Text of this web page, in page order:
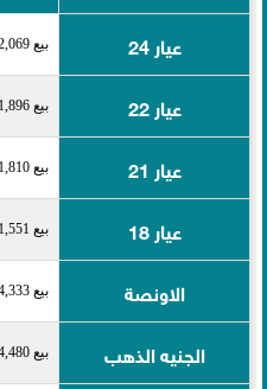
عيار 24
بيع 2,069 شراء 2,114
عيار 22 بيع 1,896 شراء 1,938
عيار 21 بيع 1,810 شراء 1,850
عيار 18 بيع 1,551 شراء 1,586
الاونصة بيع 64,333 شراء 65,754
الجنيه الذهب بيع 14,480 شراء 14,800